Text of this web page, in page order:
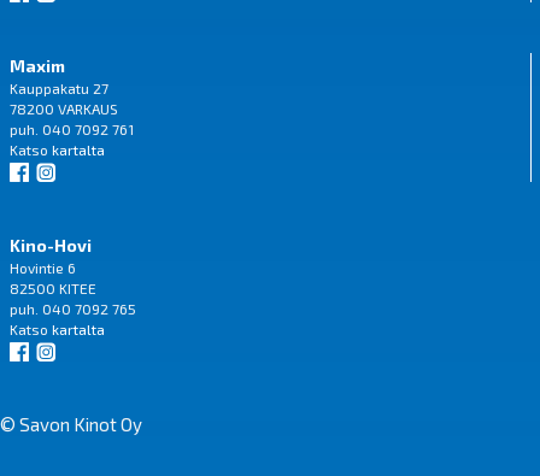
Maxim
Kauppakatu 27
78200 VARKAUS
puh. 040 7092 761
Katso kartalta
Kino-Hovi
Hovintie 6
82500 KITEE
puh. 040 7092 765
Katso kartalta
© Savon Kinot Oy